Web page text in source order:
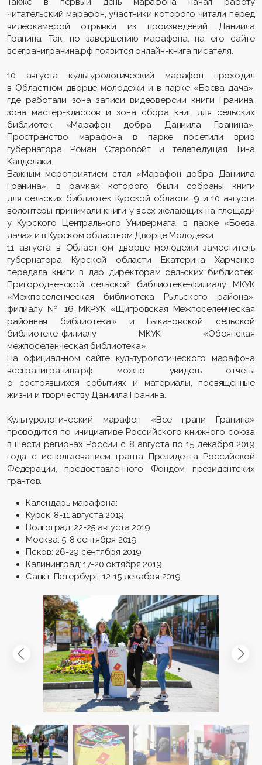
читательский марафон, участники которого читали перед
видеокамерой отрывки из произведений Даниила
Гранина. Так, по завершению марафона, на его сайте
всегранигранина.рф появится онлайн-книга писателя.
10 августа культурологический марафон проходил
в Областном дворце молодежи и в парке «Боева дача»,
где работали зона записи видеоверсии книги Гранина,
зона мастер-классов и зона сбора книг для сельских
библиотек «Марафон добра Даниила Гранина».
Пространство марафона в парке посетили врио
губернатора Роман Старовойт и телеведущая Тина
Канделаки.
Важным мероприятием стал «Марафон добра Даниила
Гранина», в рамках которого были собраны книги
для сельских библиотек Курской области. 9 и 10 августа
волонтеры принимали книги у всех желающих на площади
у Курского Центрального Универмага, в парке «Боева
дача» и в Курском областном Дворце Молодёжи.
11 августа в Областном дворце молодежи заместитель
губернатора Курской области Екатерина Харченко
передала книги в дар директорам сельских библиотек:
Пригородненской сельской библиотеке-филиалу МКУК
«Межпоселенческая библиотека Рыльского района»,
филиалу № 16 МКРУК «Щигровская Межпоселенческая
районная библиотека» и Быкановской сельской
библиотеке-филиалу МКУК «Обоянская
межпоселенческая библиотека».
На официальном сайте культурологического марафона
всегранигранина.рф можно увидеть отчеты
о состоявшихся событиях и материалы, посвященные
жизни и творчеству Даниила Гранина.
Культурологический марафон «Все грани Гранина»
проводится по инициативе Российского книжного союза
в шести регионах России с 8 августа по 15 декабря 2019
года с использованием гранта Президента Российской
Федерации, предоставленного Фондом президентских
грантов.
Календарь марафона:
Курск: 8-11 августа 2019
Волгоград: 22-25 августа 2019
Москва: 5-8 сентября 2019
Псков: 26-29 сентября 2019
Калининград: 17-20 октября 2019
Санкт-Петербург: 12-15 декабря 2019